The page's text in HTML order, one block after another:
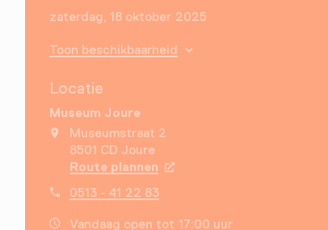
zaterdag, 18 oktober 2025
Toon beschikbaarheid
Locatie
Museum Joure
Museumstraat 2
8501 CD Joure
Route plannen Opent in een nieuw tabblad
0513 - 41 22 83
Vandaag open tot 17:00 uur